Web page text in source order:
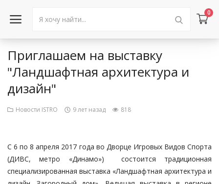
0
Войти в аккаунт
Каталог товаров
Акции
Статьи
Объявления
Приглашаем на выставку
"Ландшафтная архитектура и
дизайн"
Новости ISTRO 9 лет назад 818
С 6 по 8 апреля 2017 года во Дворце Игровых Видов Спорта
(ДИВС, метро «Динамо») состоится традиционная
специализированная выставка «Ландшафтная архитектура и